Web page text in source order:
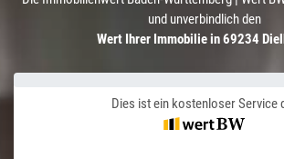
und unverbindlich den
Wert Ihrer Immobilie in 69234
Dies ist ein kostenloser Service